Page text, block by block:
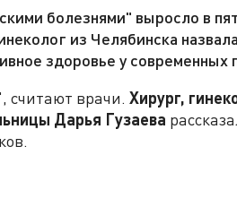
болезнями" выросло в
из Челябинска
здоровье у современных
считают врачи. Хирург,
Дарья Гузаева